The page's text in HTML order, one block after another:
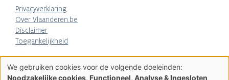
Privacyverklaring
Over Vlaanderen.be
Disclaimer
Toegankelijkheid
AGENTSCHAP
NATUUR & BOS
Gebruik
We gebruiken cookies voor de volgende doeleinden:
Noodzakelijke cookies, Functioneel, Analyse & Ingesloten